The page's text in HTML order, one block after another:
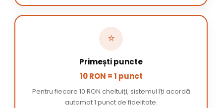
⭐
Primești puncte
10 RON = 1 punct
Pentru fiecare 10 RON cheltuiți, sistemul îți acordă
automat 1 punct de fidelitate.